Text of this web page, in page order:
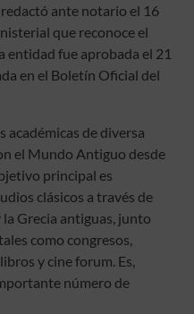
ante notario el 16
que reconoce el
entidad fue aprobada el 21
en el Boletín Oficial del
académicas de diversa
el Mundo Antiguo desde
principal es
clásicos a través de
Grecia antiguas, junto
como congresos,
y cine forum. Es,
número de